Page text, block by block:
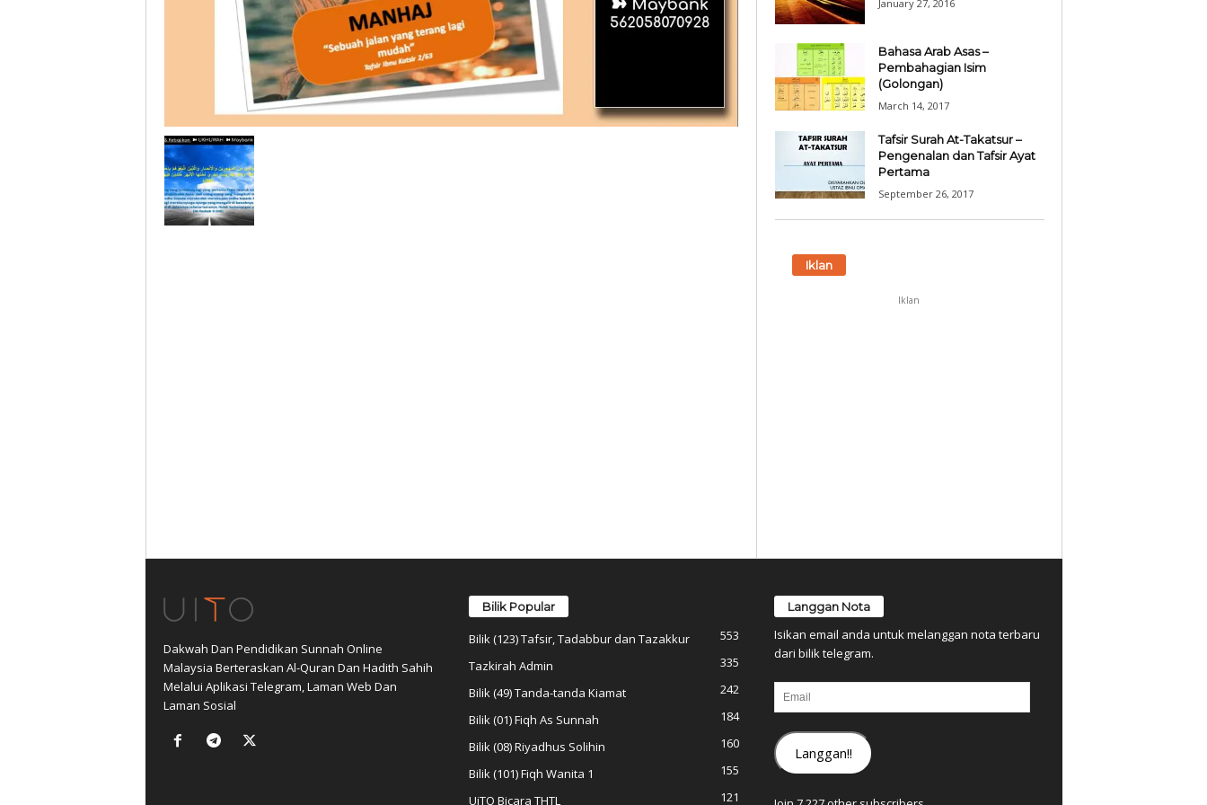
January 27, 2016
Bahasa Arab Asas –
Pembahagian Isim
(Golongan)
March 14, 2017
Tafsir Surah At-Takatsur –
Pengenalan dan Tafsir Ayat
Pertama
September 26, 2017
Iklan
Iklan
Dakwah Dan Pendidikan Sunnah Online
Malaysia Berteraskan Al-Quran Dan Hadith Sahih
Melalui Aplikasi Telegram, Laman Web Dan
Laman Sosial
Bilik Popular
Bilik (123) Tafsir, Tadabbur dan Tazakkur
553
Tazkirah Admin
335
Bilik (49) Tanda-tanda Kiamat
242
Bilik (01) Fiqh As Sunnah
184
Bilik (08) Riyadhus Solihin
160
Bilik (101) Fiqh Wanita 1
155
UiTO Bicara THTL
121
Langgan Nota
Isikan email anda untuk melanggan nota terbaru
dari bilik telegram.
Email
Langgan!!